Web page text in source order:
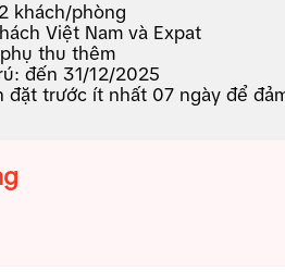
khách/phòng
Việt Nam và Expat
thu thêm
đến 31/12/2025
đặt trước ít nhất 07 ngày để